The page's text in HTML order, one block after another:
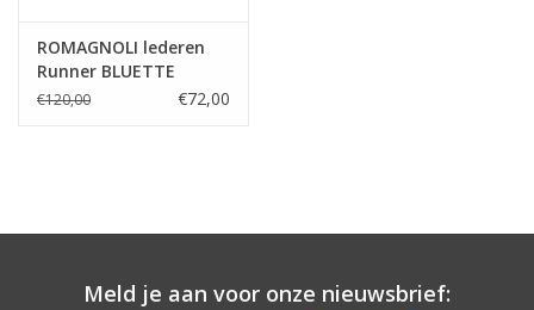
ROMAGNOLI lederen
Runner BLUETTE
€120,00 €72,00
Meld je aan voor onze nieuwsbrief: